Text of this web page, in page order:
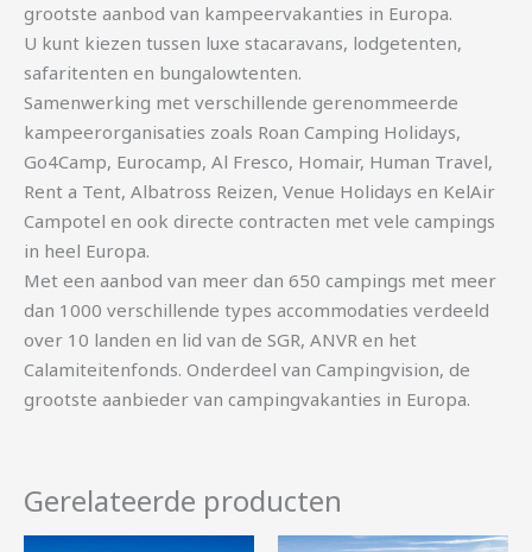
grootste aanbod van kampeervakanties in Europa.
U kunt kiezen tussen luxe stacaravans, lodgetenten,
safaritenten en bungalowtenten.
Samenwerking met verschillende gerenommeerde
kampeerorganisaties zoals Roan Camping Holidays,
Go4Camp, Eurocamp, Al Fresco, Homair, Human Travel,
Rent a Tent, Albatross Reizen, Venue Holidays en KelAir
Campotel en ook directe contracten met vele campings
in heel Europa.
Met een aanbod van meer dan 650 campings met meer
dan 1000 verschillende types accommodaties verdeeld
over 10 landen en lid van de SGR, ANVR en het
Calamiteitenfonds. Onderdeel van Campingvision, de
grootste aanbieder van campingvakanties in Europa.
Gerelateerde producten